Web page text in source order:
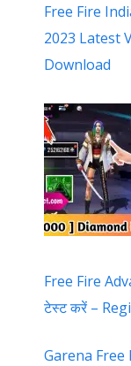
Free Fire
2023 Latest
Download
Free Fire
टेस्ट करें –
Garena Free